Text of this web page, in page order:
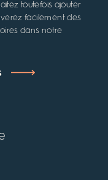
toutefois ajouter
facilement des
dans notre